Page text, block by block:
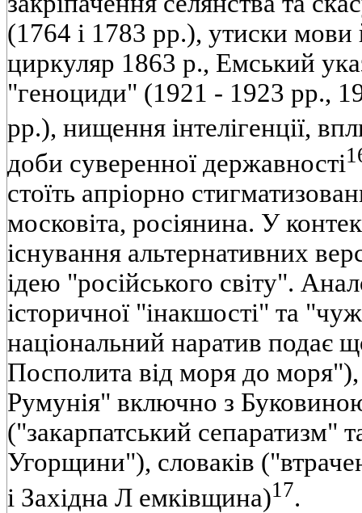
(1764 і 1783 рр.), утиски
циркуляр 1863 р., Емський
"геноциди" (1921 - 1923 рр.,
рр.), нищення інтелігенції,
доби суверенної державності
стоїть апріорно
московіта, росіянина. У
існування альтернативних
ідею "російського світу".
історичної "інакшості" та
національний наратив подає
Посполита від моря до
Румунія" включно з
("закарпатський сепаратизм"
Угорщини"), словаків
і Західна Л емківщина)17.